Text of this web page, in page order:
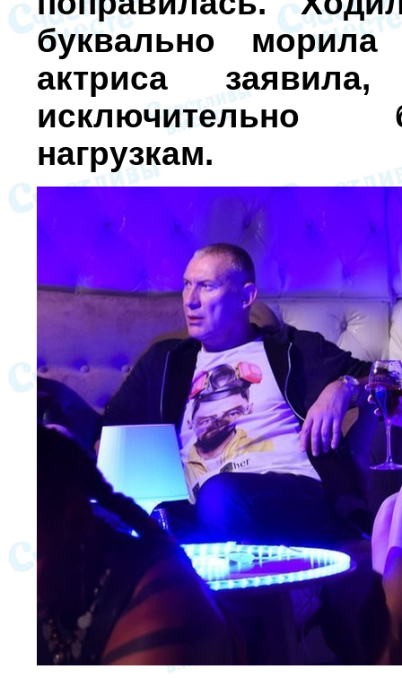
буквально
актриса
исключительно
нагрузкам.